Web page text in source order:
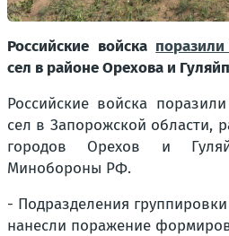
Российские войска
сел в районе Орехова и
Российские войска
сел в Запорожской области,
городов Орехов и
Минобороны РФ.
- Подразделения
нанесли поражение